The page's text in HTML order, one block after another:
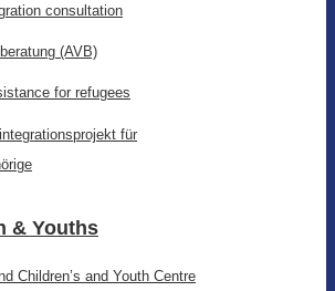
consultation
(AVB)
for refugees
für
& Youths
Children’s and Youth Centre